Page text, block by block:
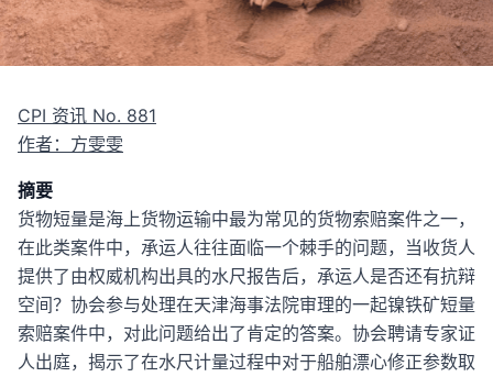
CPI 资讯 No. 881
作者：方雯雯
摘要
货物短量是海上货物运输中最为常见的货物索赔案件之一，
在此类案件中，承运人往往面临一个棘手的问题，当收货人
提供了由权威机构出具的水尺报告后，承运人是否还有抗辩
空间？协会参与处理在天津海事法院审理的一起镍铁矿短量
索赔案件中，对此问题给出了肯定的答案。协会聘请专家证
人出庭，揭示了在水尺计量过程中对于船舶漂心修正参数取